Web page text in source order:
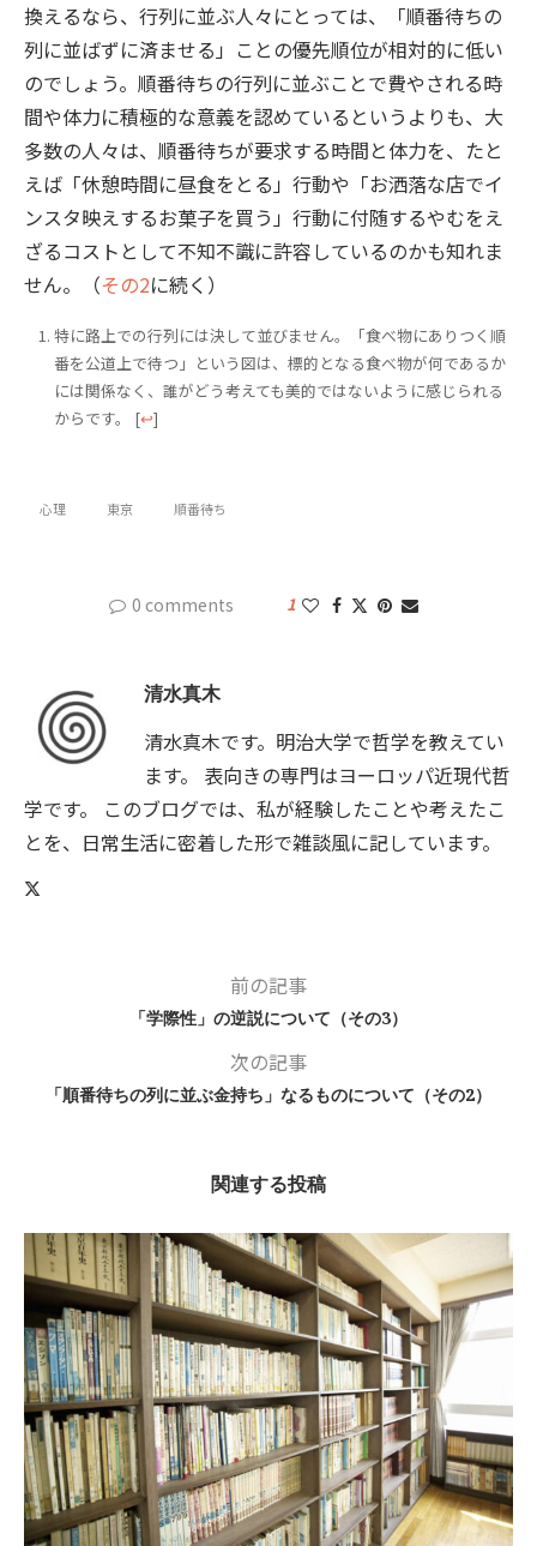
換えるなら、行列に並ぶ人々にとっては、「順番待ちの
列に並ばずに済ませる」ことの優先順位が相対的に低い
のでしょう。順番待ちの行列に並ぶことで費やされる時
間や体力に積極的な意義を認めているというよりも、大
多数の人々は、順番待ちが要求する時間と体力を、たと
えば「休憩時間に昼食をとる」行動や「お洒落な店でイ
ンスタ映えするお菓子を買う」行動に付随するやむをえ
ざるコストとして不知不識に許容しているのかも知れま
せん。（その2に続く）
特に路上での行列には決して並びません。「食べ物にありつく順
番を公道上で待つ」という図は、標的となる食べ物が何であるか
には関係なく、誰がどう考えても美的ではないように感じられる
からです。
[↩]
心理 東京 順番待ち
0 comments 1
清水真木
清水真木です。明治大学で哲学を教えてい
ます。 表向きの専門はヨーロッパ近現代哲
学です。 このブログでは、私が経験したことや考えたこ
とを、日常生活に密着した形で雑談風に記しています。
前の記事
「学際性」の逆説について（その3）
次の記事
「順番待ちの列に並ぶ金持ち」なるものについて（その2）
関連する投稿